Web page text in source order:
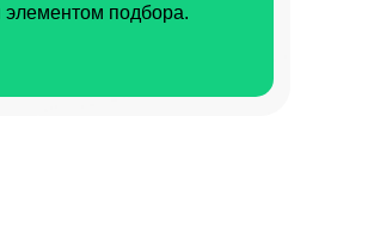
элементом подбора.